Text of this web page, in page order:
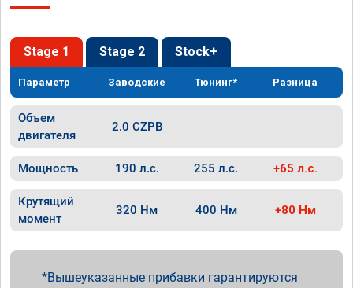
Stage 1 Stage 2 Stock+
Параметр Заводские Тюнинг* Разница
Объем
двигателя
2.0 CZPB
Мощность 190 л.с. 255 л.с. +65 л.с.
Крутящий
момент
320 Нм 400 Нм +80 Нм
Вышеуказанные прибавки гарантируются